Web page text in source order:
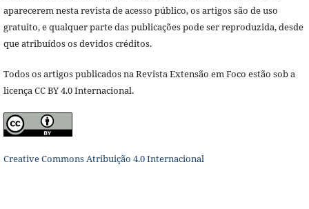
aparecerem nesta revista de acesso público, os artigos são de uso
gratuito, e qualquer parte das publicações pode ser reproduzida, desde
que atribuídos os devidos créditos.
Todos os artigos publicados na Revista Extensão em Foco estão sob a
licença CC BY 4.0 Internacional.
Creative Commons Atribuição 4.0 Internacional